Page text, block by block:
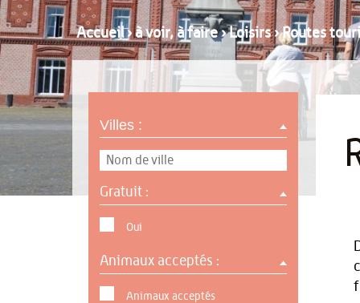
Accueil›à voir, à faire›Loisirs›Routes
Villes :
Gratuit :
Oui
Animaux acceptés :
Animaux acceptés